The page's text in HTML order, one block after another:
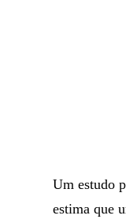
Um estudo
estima que